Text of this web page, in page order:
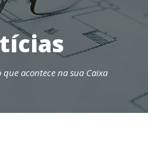
acontece na sua Caixa